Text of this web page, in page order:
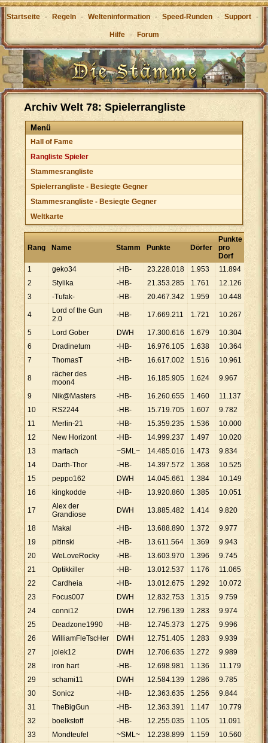
Startseite - Regeln - Welteninformation - Speed-Runden - Support -
Hilfe - Forum
Archiv Welt 78: Spielerrangliste
Menü
Hall of Fame
Rangliste Spieler
Stammesrangliste
Spielerrangliste - Besiegte Gegner
Stammesrangliste - Besiegte Gegner
Weltkarte
Rang Name Stamm Punkte Dörfer
Punkte
pro
Dorf
1
geko34 -HB- 23.228.018 1.953 11.894
2
Stylika -HB- 21.353.285 1.761 12.126
3
-Tufak- -HB- 20.467.342 1.959 10.448
4
Lord of the Gun
2.0
-HB- 17.669.211 1.721 10.267
5 Lord Gober DWH 17.300.616 1.679 10.304
6
Dradinetum -HB- 16.976.105 1.638 10.364
7
ThomasT -HB- 16.617.002 1.516 10.961
8
rächer des
moon4
-HB- 16.185.905 1.624 9.967
9 Nik@Masters -HB- 16.260.655 1.460 11.137
10
RS2244 -HB- 15.719.705 1.607 9.782
11
Merlin-21 -HB- 15.359.235 1.536 10.000
12
New Horizont -HB- 14.999.237 1.497 10.020
13
martach ~SML~ 14.485.016 1.473 9.834
14
Darth-Thor -HB- 14.397.572 1.368 10.525
15
peppo162 DWH 14.045.661 1.384 10.149
16
kingkodde -HB- 13.920.860 1.385 10.051
17
Alex der
Grandiose
DWH 13.885.482 1.414 9.820
18 Makal -HB- 13.688.890 1.372 9.977
19
pitinski -HB- 13.611.564 1.369 9.943
20
WeLoveRocky -HB- 13.603.970 1.396 9.745
21
Optikkiller -HB- 13.012.537 1.176 11.065
22
Cardheia -HB- 13.012.675 1.292 10.072
23
Focus007 DWH 12.832.753 1.315 9.759
24
conni12 DWH 12.796.139 1.283 9.974
25
Deadzone1990 -HB- 12.745.373 1.275 9.996
26
WilliamFleTscHer DWH 12.751.405 1.283 9.939
27
jolek12 DWH 12.706.635 1.272 9.989
28
iron hart -HB- 12.698.981 1.136 11.179
29
schami11 DWH 12.584.139 1.286 9.785
30
Sonicz -HB- 12.363.635 1.256 9.844
31
TheBigGun -HB- 12.363.391 1.147 10.779
32
boelkstoff -HB- 12.255.035 1.105 11.091
33
Mondteufel ~SML~ 12.238.899 1.159 10.560